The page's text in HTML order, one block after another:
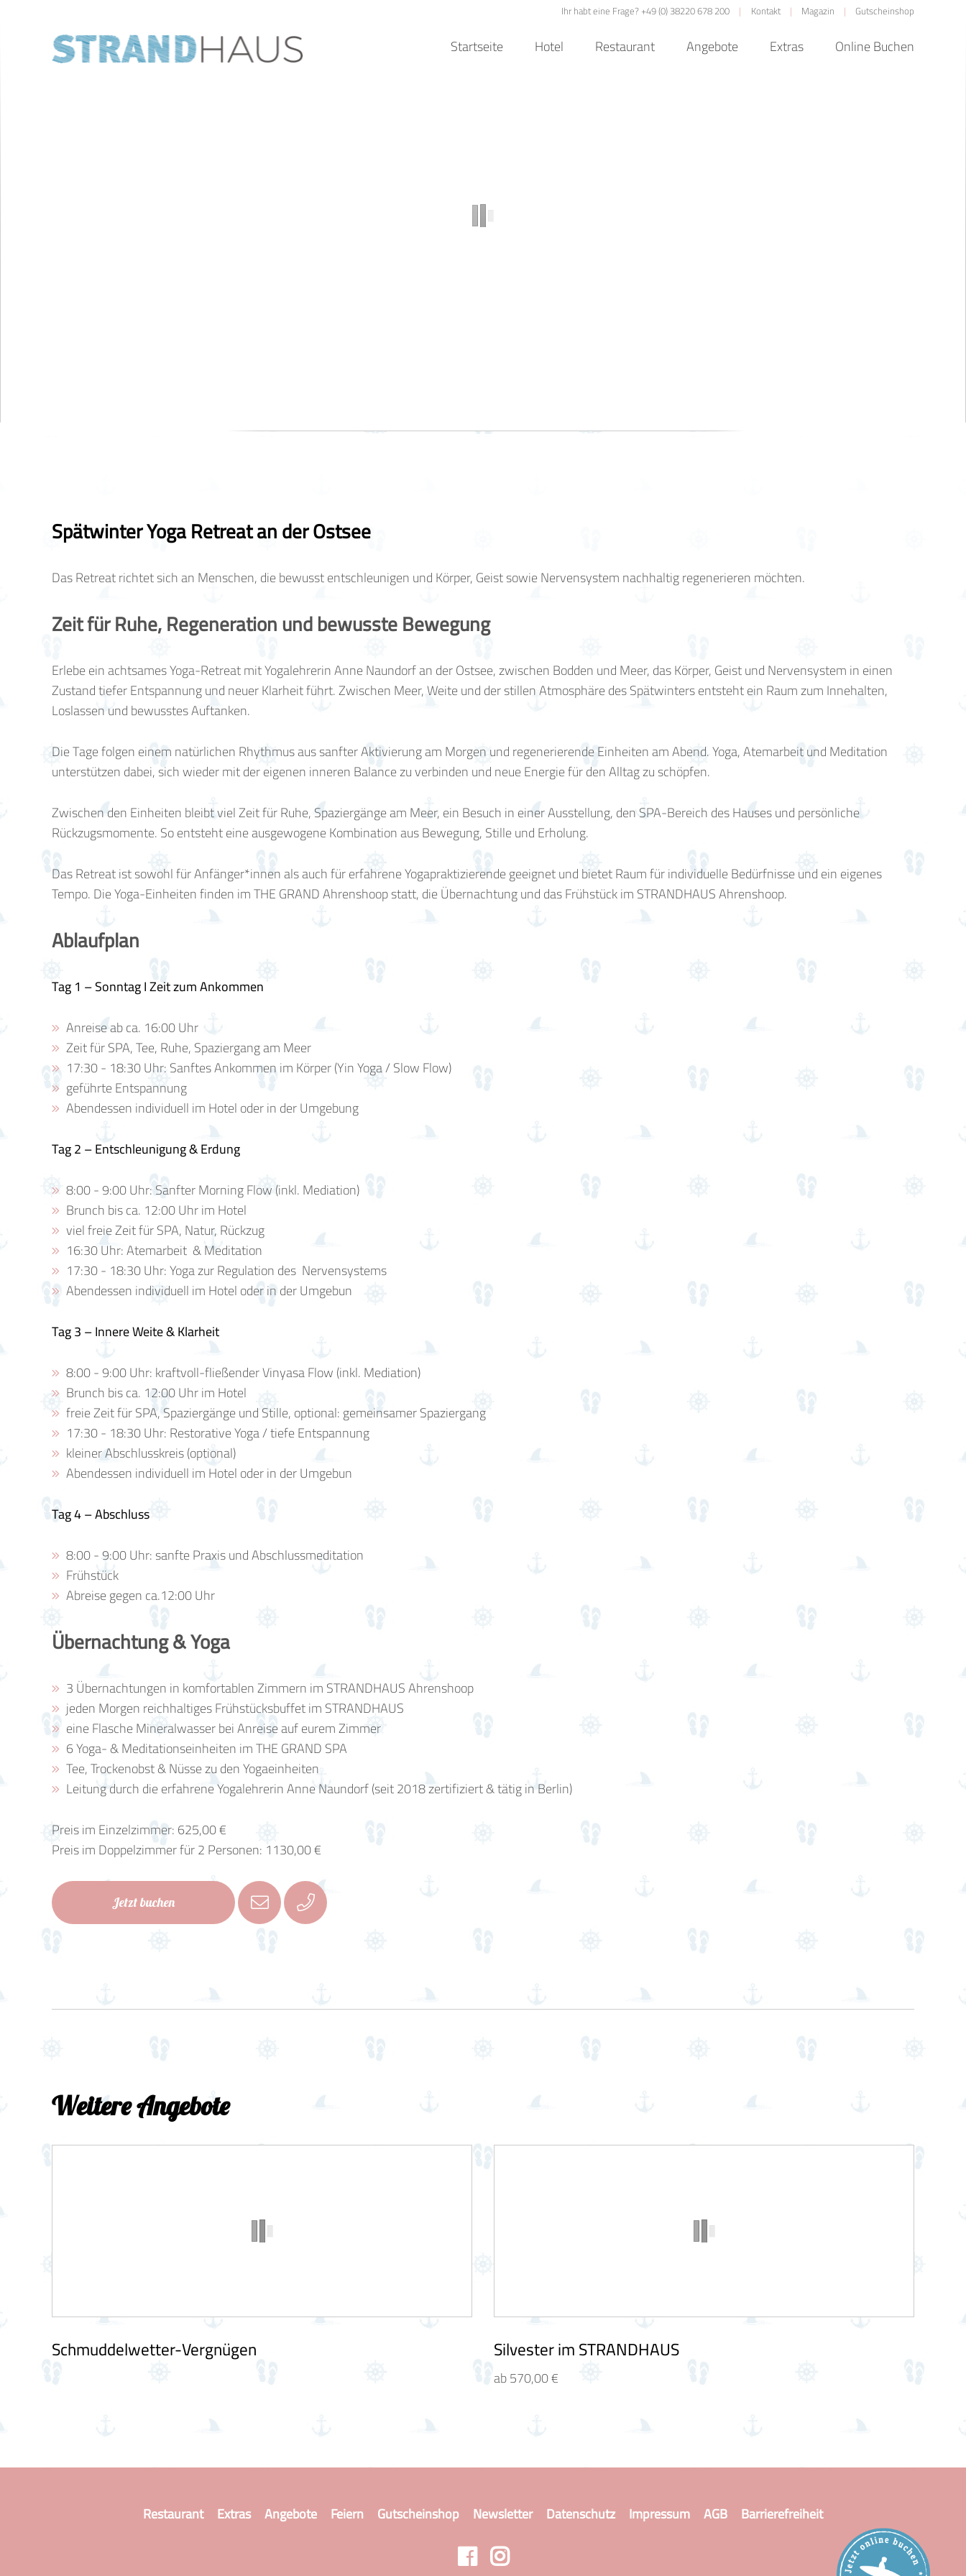
Ihr habt eine Frage?+49 (0) 38220 678 200 Kontakt Magazin Gutscheinshop
Startseite Hotel Restaurant Angebote Extras Online Buchen
Spätwinter Yoga Retreat an der Ostsee
Das Retreat richtet sich an Menschen, die bewusst entschleunigen und Körper, Geist sowie Nervensystem nachhaltig regenerieren möchten.
Zeit für Ruhe, Regeneration und bewusste Bewegung
Erlebe ein achtsames Yoga-Retreat mit Yogalehrerin Anne Naundorf an der Ostsee, zwischen Bodden und Meer, das Körper, Geist und Nervensystem in einen
Zustand tiefer Entspannung und neuer Klarheit führt. Zwischen Meer, Weite und der stillen Atmosphäre des Spätwinters entsteht ein Raum zum Innehalten,
Loslassen und bewusstes Auftanken.
Die Tage folgen einem natürlichen Rhythmus aus sanfter Aktivierung am Morgen und regenerierende Einheiten am Abend. Yoga, Atemarbeit und Meditation
unterstützen dabei, sich wieder mit der eigenen inneren Balance zu verbinden und neue Energie für den Alltag zu schöpfen.
Zwischen den Einheiten bleibt viel Zeit für Ruhe, Spaziergänge am Meer, ein Besuch in einer Ausstellung, den SPA-Bereich des Hauses und persönliche
Rückzugsmomente. So entsteht eine ausgewogene Kombination aus Bewegung, Stille und Erholung.
Das Retreat ist sowohl für Anfänger*innen als auch für erfahrene Yogapraktizierende geeignet und bietet Raum für individuelle Bedürfnisse und ein eigenes
Tempo. Die Yoga-Einheiten finden im THE GRAND Ahrenshoop statt, die Übernachtung und das Frühstück im STRANDHAUS Ahrenshoop.
Ablaufplan
Tag 1 – Sonntag I Zeit zum Ankommen
Anreise ab ca. 16:00 Uhr
Zeit für SPA, Tee, Ruhe, Spaziergang am Meer
17:30 - 18:30 Uhr: Sanftes Ankommen im Körper (Yin Yoga / Slow Flow)
geführte Entspannung
Abendessen individuell im Hotel oder in der Umgebung
Tag 2 – Entschleunigung & Erdung
8:00 - 9:00 Uhr: Sanfter Morning Flow (inkl. Mediation)
Brunch bis ca. 12:00 Uhr im Hotel
viel freie Zeit für SPA, Natur, Rückzug
16:30 Uhr: Atemarbeit & Meditation
17:30 - 18:30 Uhr: Yoga zur Regulation des Nervensystems
Abendessen individuell im Hotel oder in der Umgebun
Tag 3 – Innere Weite & Klarheit
8:00 - 9:00 Uhr: kraftvoll-fließender Vinyasa Flow (inkl. Mediation)
Brunch bis ca. 12:00 Uhr im Hotel
freie Zeit für SPA, Spaziergänge und Stille, optional: gemeinsamer Spaziergang
17:30 - 18:30 Uhr: Restorative Yoga / tiefe Entspannung
kleiner Abschlusskreis (optional)
Abendessen individuell im Hotel oder in der Umgebun
Tag 4 – Abschluss
8:00 - 9:00 Uhr: sanfte Praxis und Abschlussmeditation
Frühstück
Abreise gegen ca.12:00 Uhr
Übernachtung & Yoga
3 Übernachtungen in komfortablen Zimmern im STRANDHAUS Ahrenshoop
jeden Morgen reichhaltiges Frühstücksbuffet im STRANDHAUS
eine Flasche Mineralwasser bei Anreise auf eurem Zimmer
6 Yoga- & Meditationseinheiten im THE GRAND SPA
Tee, Trockenobst & Nüsse zu den Yogaeinheiten
Leitung durch die erfahrene Yogalehrerin Anne Naundorf (seit 2018 zertifiziert & tätig in Berlin)
Preis im Einzelzimmer: 625,00 €
Preis im Doppelzimmer für 2 Personen: 1130,00 €
Jetzt buchen
Weitere Angebote
Schmuddelwetter-Vergnügen Silvester im STRANDHAUS
ab 570,00 €
Restaurant Extras Angebote Feiern Gutscheinshop Newsletter Datenschutz Impressum AGB Barrierefreiheit